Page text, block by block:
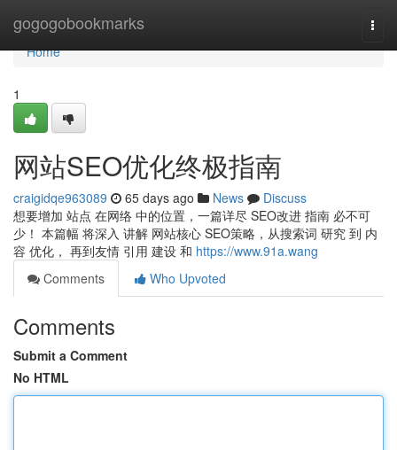
gogogobookmarks
Home
Home
1
网站SEO优化终极指南
craigidqe963089 65 days ago News
Discuss
想要增加 站点 在网络 中的位置，一篇详尽 SEO改进 指南 必不可
少！ 本篇幅 将深入 讲解 网站核心 SEO策略，从搜索词 研究 到 内
容 优化， 再到友情 引用 建设 和 https://www.91a.wang
Comments
Who Upvoted
Comments
Submit a Comment
No HTML